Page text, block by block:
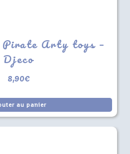
Arty toys –
Djeco
8,90€
au panier